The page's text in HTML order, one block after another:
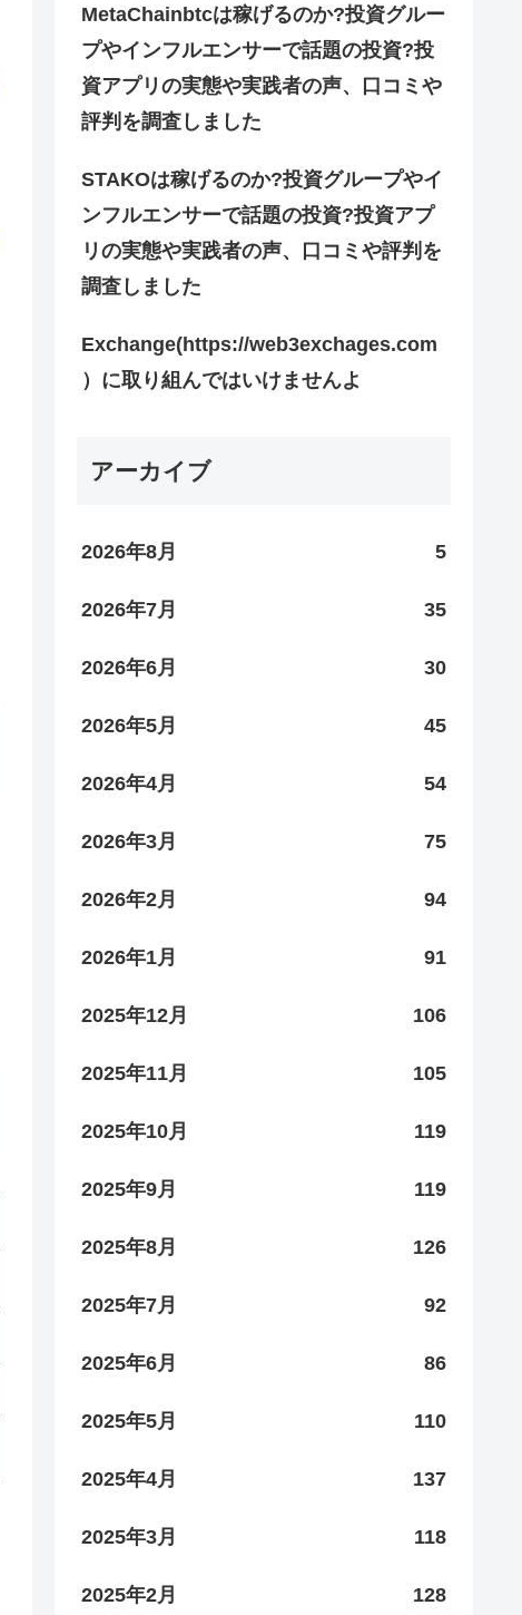
MetaChainbtcは稼げるのか?投資グルー
プやインフルエンサーで話題の投資?投
資アプリの実態や実践者の声、口コミや
評判を調査しました
STAKOは稼げるのか?投資グループやイ
ンフルエンサーで話題の投資?投資アプ
リの実態や実践者の声、口コミや評判を
調査しました
Exchange(https://web3exchages.com
）に取り組んではいけませんよ
アーカイブ
2026年8月 5
2026年7月 35
2026年6月 30
2026年5月 45
2026年4月 54
2026年3月 75
2026年2月 94
2026年1月 91
2025年12月 106
2025年11月 105
2025年10月 119
2025年9月 119
2025年8月 126
2025年7月 92
2025年6月 86
2025年5月 110
2025年4月 137
2025年3月 118
2025年2月 128